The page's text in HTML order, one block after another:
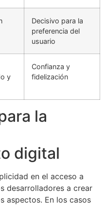
Decisivo para la
preferencia del
usuario
y
Confianza y
fidelización
la
digital
en el acceso a
desarrolladores a crear
aspectos. En los casos